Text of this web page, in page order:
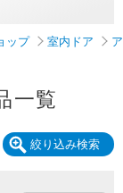
ップ 室内ドア
一覧
絞り込み検索